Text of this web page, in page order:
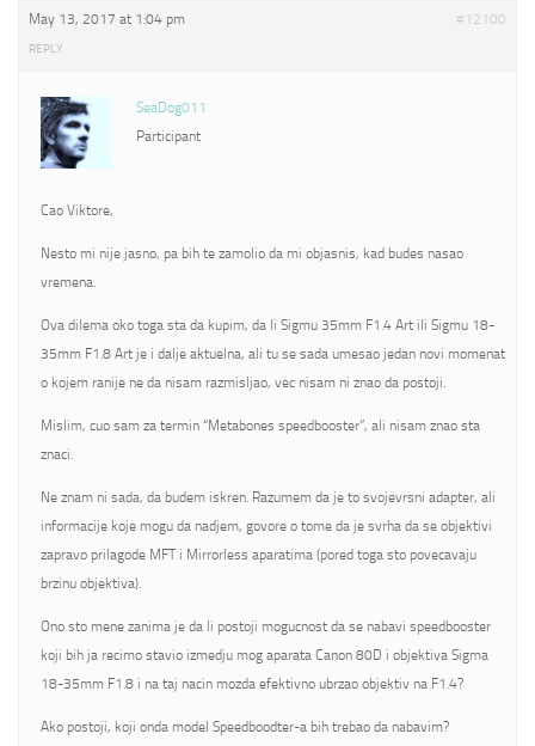
May 13, 2017 at 1:04 pm #12100
REPLY
SeaDog011
Participant
Cao Viktore,
Nesto mi nije jasno, pa bih te zamolio da mi objasnis, kad budes nasao
vremena.
Ova dilema oko toga sta da kupim, da li Sigmu 35mm F1.4 Art ili Sigmu 18-
35mm F1.8 Art je i dalje aktuelna, ali tu se sada umesao jedan novi momenat
o kojem ranije ne da nisam razmisljao, vec nisam ni znao da postoji.
Mislim, cuo sam za termin “Metabones speedbooster”, ali nisam znao sta
znaci.
Ne znam ni sada, da budem iskren. Razumem da je to svojevrsni adapter, ali
informacije koje mogu da nadjem, govore o tome da je svrha da se objektivi
zapravo prilagode MFT i Mirrorless aparatima (pored toga sto povecavaju
brzinu objektiva).
Ono sto mene zanima je da li postoji mogucnost da se nabavi speedbooster
koji bih ja recimo stavio izmedju mog aparata Canon 80D i objektiva Sigma
18-35mm F1.8 i na taj nacin mozda efektivno ubrzao objektiv na F1.4?
Ako postoji, koji onda model Speedboodter-a bih trebao da nabavim?